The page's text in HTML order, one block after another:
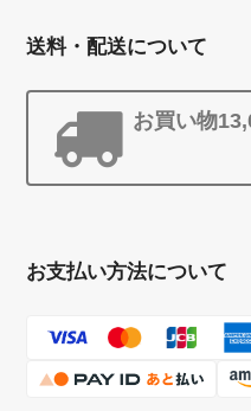
送料・配送について
お買い物
お支払い方法について